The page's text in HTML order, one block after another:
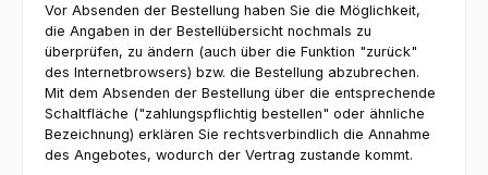
Vor Absenden der Bestellung haben Sie die Möglichkeit,
die Angaben in der Bestellübersicht nochmals zu
überprüfen, zu ändern (auch über die Funktion "zurück"
des Internetbrowsers) bzw. die Bestellung abzubrechen.
Mit dem Absenden der Bestellung über die entsprechende
Schaltfläche ("zahlungspflichtig bestellen" oder ähnliche
Bezeichnung) erklären Sie rechtsverbindlich die Annahme
des Angebotes, wodurch der Vertrag zustande kommt.